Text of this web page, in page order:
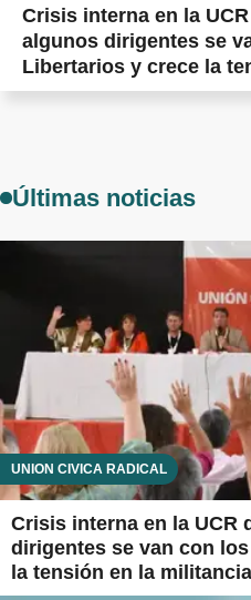
Crisis interna en la
algunos dirigentes se
Libertarios y crece la
militancia cordillerana
Últimas noticias
UNIÓN CÍVICA RADICAL
Crisis interna en la UCR
dirigentes se van con
la tensión en la